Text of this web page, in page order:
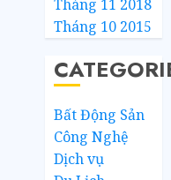
Tháng 11 2018
Tháng 10 2015
Bất Động Sản
Công Nghệ
Dịch vụ